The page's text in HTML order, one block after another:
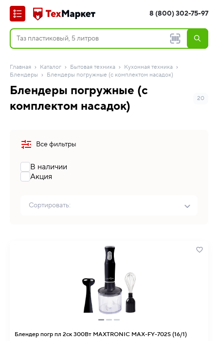
8 (800) 302-75-97
Главная Каталог Бытовая техника
Кухонная техника
Блендеры
Блендеры погружные (с комплектом насадок)
Блендеры погружные (с
комплектом насадок)
20
Все фильтры
В наличии
Акция
Сортировать:
Блендер погр пл 2ск 300Вт MAXTRONIC MAX-FY-702S (16/1)